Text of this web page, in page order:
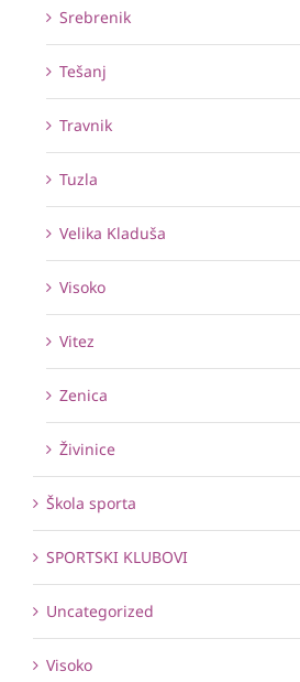
Srebrenik
Tešanj
Travnik
Tuzla
Velika Kladuša
Visoko
Vitez
Zenica
Živinice
Škola sporta
SPORTSKI KLUBOVI
Uncategorized
Visoko